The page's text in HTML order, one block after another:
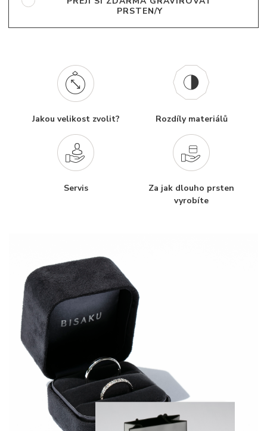
PRSTEN/Y
Jakou velikost zvolit? Rozdíly materiálů
Servis
Za jak dlouho prsten
vyrobíte